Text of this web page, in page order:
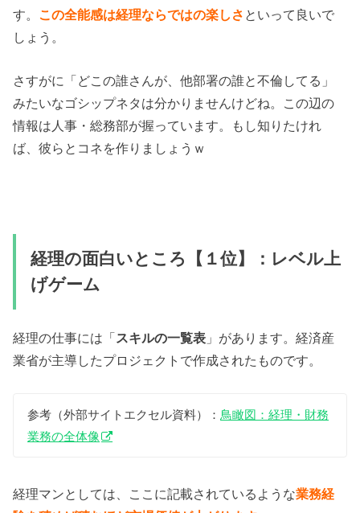
す。 この全能感は経理ならではの楽しさ といって良いで
しょう。
さすがに「どこの誰さんが、他部署の誰と不倫してる」
みたいなゴシップネタは分かりませんけどね。この辺の
情報は人事・総務部が握っています。もし知りたけれ
ば、彼らとコネを作りましょうｗ
経理の面白いところ【１位】：レベル上
げゲーム
経理の仕事には「スキルの一覧表 」があります。経済産
業省が主導したプロジェクトで作成されたものです。
参考（外部サイトエクセル資料）： 鳥瞰図：経理・財務
業務の全体像
経理マンとしては、ここに記載されているような業務経